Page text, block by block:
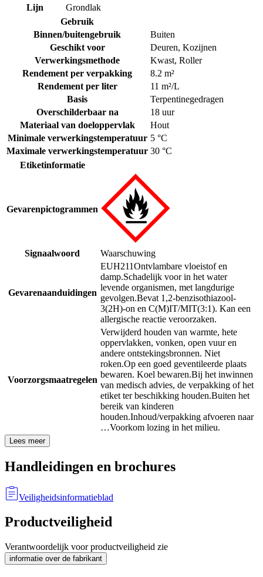
Lijn
Grondlak
Gebruik
Binnen/buitengebruik
Buiten
Geschikt voor
Deuren, Kozijnen
Verwerkingsmethode
Kwast, Roller
Rendement per verpakking
8.2 m²
Rendement per liter
11 m²/L
Basis
Terpentinegedragen
Overschilderbaar na
18 uur
Materiaal van doeloppervlak
Hout
Minimale verwerkingstemperatuur 5 °C
Maximale verwerkingstemperatuur 30 °C
Etiketinformatie
Gevarenpictogrammen
Signaalwoord Waarschuwing
Gevarenaanduidingen
EUH211Ontvlambare vloeistof en
damp.Schadelijk voor in het water
levende organismen, met langdurige
gevolgen.Bevat 1,2-benzisothiazool-
3(2H)-on en C(M)IT/MIT(3:1). Kan een
allergische reactie veroorzaken.
Voorzorgsmaatregelen
Verwijderd houden van warmte, hete
oppervlakken, vonken, open vuur en
andere ontstekingsbronnen. Niet
roken.Op een goed geventileerde plaats
bewaren. Koel bewaren.Bij het inwinnen
van medisch advies, de verpakking of het
etiket ter beschikking houden.Buiten het
bereik van kinderen
houden.Inhoud/verpakking afvoeren naar
…Voorkom lozing in het milieu.
Lees meer
Handleidingen en brochures
Veiligheidsinformatieblad
Productveiligheid
Verantwoordelijk voor productveiligheid zie
informatie over de fabrikant